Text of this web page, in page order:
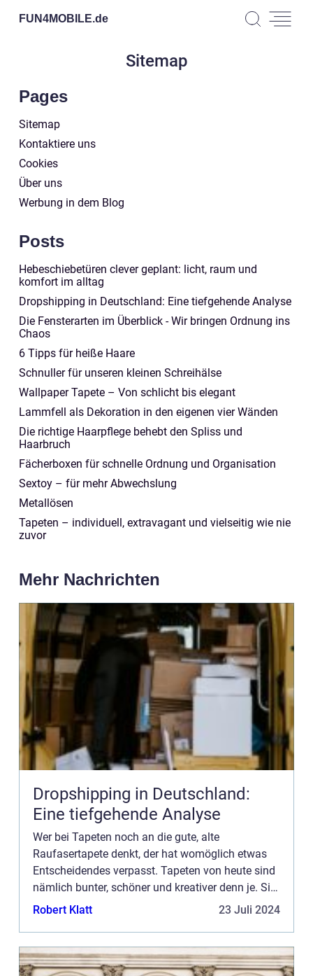
FUN4MOBILE.de
Sitemap
Pages
Sitemap
Kontaktiere uns
Cookies
Über uns
Werbung in dem Blog
Posts
Hebeschiebetüren clever geplant: licht, raum und
komfort im alltag
Dropshipping in Deutschland: Eine tiefgehende Analyse
Die Fensterarten im Überblick - Wir bringen Ordnung ins
Chaos
6 Tipps für heiße Haare
Schnuller für unseren kleinen Schreihälse
Wallpaper Tapete – Von schlicht bis elegant
Lammfell als Dekoration in den eigenen vier Wänden
Die richtige Haarpflege behebt den Spliss und
Haarbruch
Fächerboxen für schnelle Ordnung und Organisation
Sextoy – für mehr Abwechslung
Metallösen
Tapeten – individuell, extravagant und vielseitig wie nie
zuvor
Mehr Nachrichten
Dropshipping in Deutschland:
Eine tiefgehende Analyse
Wer bei Tapeten noch an die gute, alte
Raufasertapete denkt, der hat womöglich etwas
Entscheidendes verpasst. Tapeten von heute sind
nämlich bunter, schöner und kreativer denn je. Sie
sind so viel mehr als nur eine Wandbekleidung
Robert Klatt 23 Juli 2024